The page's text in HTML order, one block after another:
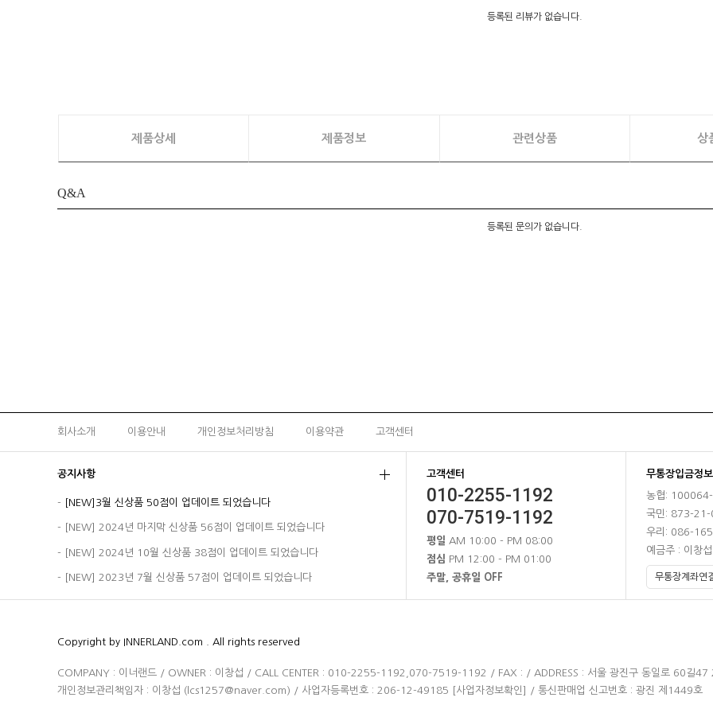
등록된 리뷰가 없습니다.
제품상세 제품정보 관련상품 상
Q&A
등록된 문의가 없습니다.
회사소개 이용안내 개인정보처리방침 이용약관 고객센터
공지사항
- [NEW]3월 신상품 50점이 업데이트 되었습니다
- [NEW] 2024년 마지막 신상품 56점이 업데이트 되었습니다
- [NEW] 2024년 10월 신상품 38점이 업데이트 되었습니다
- [NEW] 2023년 7월 신상품 57점이 업데이트 되었습니다
고객센터
010-2255-1192
070-7519-1192
평일 AM 10:00 - PM 08:00
점심 PM 12:00 - PM 01:00
주말, 공휴일 OFF
무통장입금정보
농협:
국민: 873-
우리: 086-
예금주 : 이창섭
Copyright by INNERLAND.com . All rights reserved
COMPANY : 이너랜드 / OWNER : 이창섭 / CALL CENTER : 010-2255-1192,070-7519-1192 / FAX : / ADDRESS : 서울 광진구 동일로 60길47
개인정보관리책임자 : 이창섭 ( lcs1257@naver.com) / 사업자등록번호 : 206-12-49185 [사업자정보확인] / 통신판매업 신고번호 : 광진 제1449호